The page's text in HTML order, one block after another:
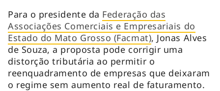
Para o presidente da Federação das
Associações Comerciais e Empresariais do
Estado do Mato Grosso (Facmat), Jonas Alves
de Souza, a proposta pode corrigir uma
distorção tributária ao permitir o
reenquadramento de empresas que deixaram
o regime sem aumento real de faturamento.